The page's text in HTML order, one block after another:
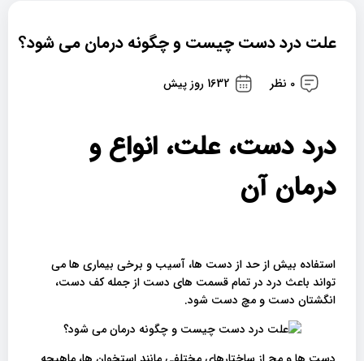
علت درد دست چیست و چگونه درمان می شود؟
0 نظر 1632 روز پیش
درد دست، علت، انواع و
درمان آن
استفاده بیش از حد از دست ها، آسیب و برخی بیماری ها می
تواند باعث درد در تمام قسمت های دست از جمله کف دست،
انگشتان دست و مچ دست شود.